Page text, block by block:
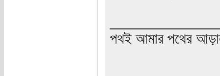
পথই আমার পথের